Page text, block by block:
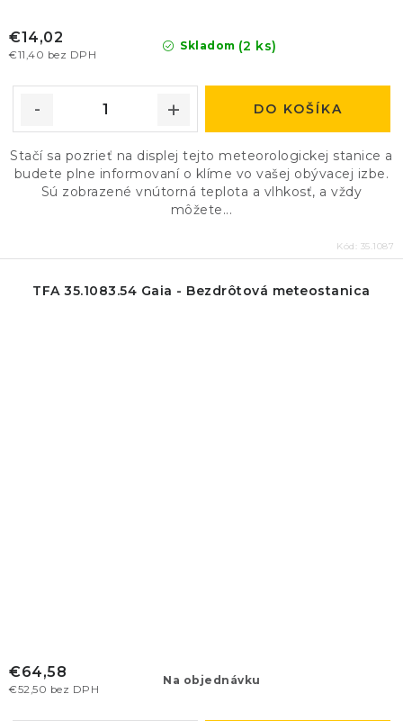
Skladom (2 ks)
€11,40 bez DPH
€14,02
DO KOŠÍKA
Stačí sa pozrieť na displej tejto meteorologickej stanice a
budete plne informovaní o klíme vo vašej obývacej izbe.
Sú zobrazené vnútorná teplota a vlhkosť, a vždy
môžete...
Kód: 35.1087
TFA 35.1083.54 Gaia - Bezdrôtová meteostanica
Na objednávku
€52,50 bez DPH
€64,58